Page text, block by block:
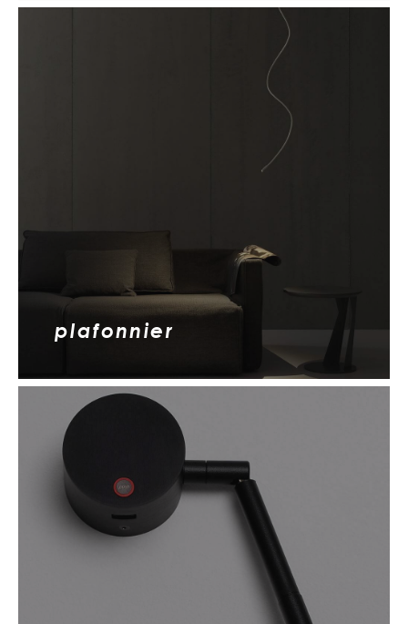
plafonnier